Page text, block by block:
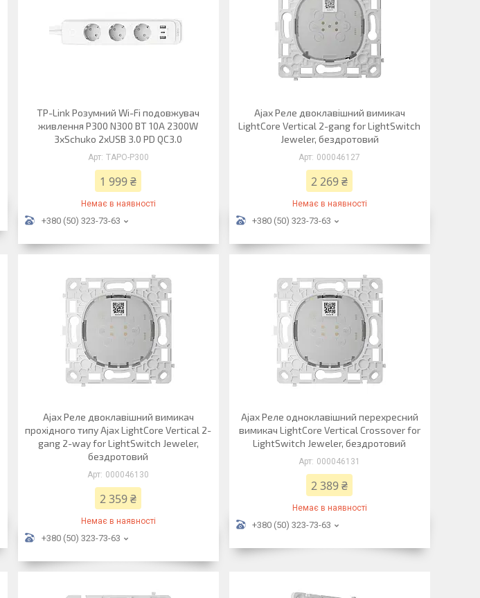
TP-Link Розумний Wi-Fi подовжувач
живлення P300 N300 BT 10A 2300W
3xSchuko 2xUSB 3.0 PD QC3.0
TAPO-P300
1 999 ₴
Немає в наявності
+380 (50) 323-73-63
Ajax Реле двоклавішний вимикач
LightCore Vertical 2-gang for LightSwitch
Jeweler, бездротовий
000046127
2 269 ₴
Немає в наявності
+380 (50) 323-73-63
Ajax Реле двоклавішний вимикач
прохідного типу Ajax LightCore Vertical 2-
gang 2-way for LightSwitch Jeweler,
бездротовий
000046130
2 359 ₴
Немає в наявності
+380 (50) 323-73-63
Ajax Реле одноклавішний перехресний
вимикач LightCore Vertical Crossover for
LightSwitch Jeweler, бездротовий
000046131
2 389 ₴
Немає в наявності
+380 (50) 323-73-63